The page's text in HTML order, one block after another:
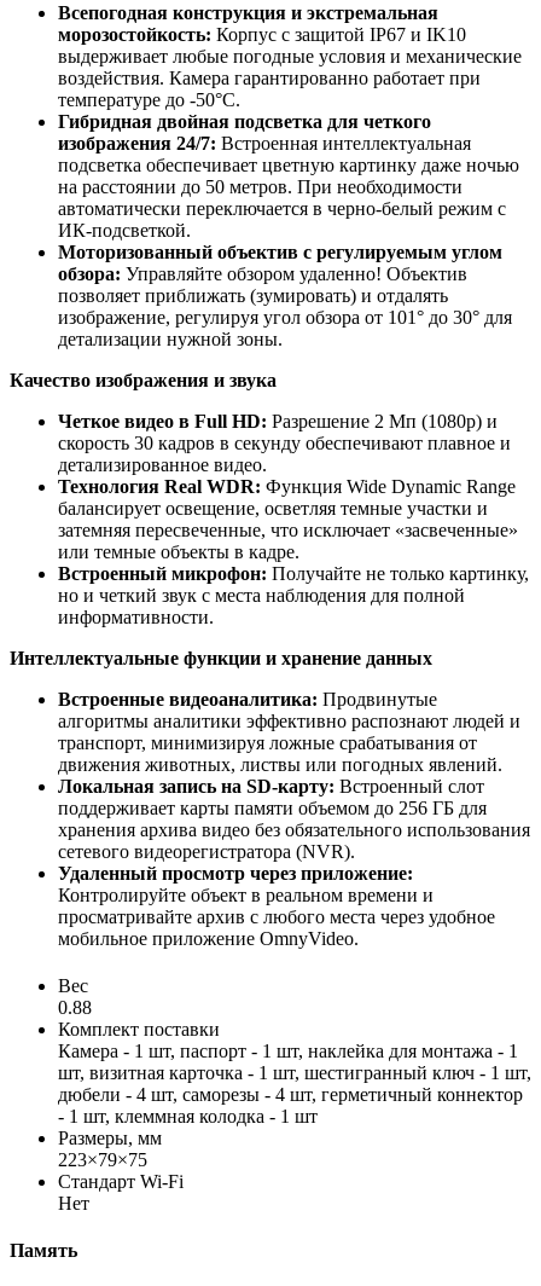
Всепогодная конструкция и экстремальная
морозостойкость: Корпус с защитой IP67 и IK10
выдерживает любые погодные условия и механические
воздействия. Камера гарантированно работает при
температуре до -50°C.
Гибридная двойная подсветка для четкого
изображения 24/7: Встроенная интеллектуальная
подсветка обеспечивает цветную картинку даже ночью
на расстоянии до 50 метров. При необходимости
автоматически переключается в черно-белый режим с
ИК-подсветкой.
Моторизованный объектив с регулируемым углом
обзора: Управляйте обзором удаленно! Объектив
позволяет приближать (зумировать) и отдалять
изображение, регулируя угол обзора от 101° до 30° для
детализации нужной зоны.
Качество изображения и звука
Четкое видео в Full HD: Разрешение 2 Мп (1080p) и
скорость 30 кадров в секунду обеспечивают плавное и
детализированное видео.
Технология Real WDR: Функция Wide Dynamic Range
балансирует освещение, осветляя темные участки и
затемняя пересвеченные, что исключает «засвеченные»
или темные объекты в кадре.
Встроенный микрофон: Получайте не только картинку,
но и четкий звук с места наблюдения для полной
информативности.
Интеллектуальные функции и хранение данных
Встроенные видеоаналитика: Продвинутые
алгоритмы аналитики эффективно распознают людей и
транспорт, минимизируя ложные срабатывания от
движения животных, листвы или погодных явлений.
Локальная запись на SD-карту: Встроенный слот
поддерживает карты памяти объемом до 256 ГБ для
хранения архива видео без обязательного использования
сетевого видеорегистратора (NVR).
Удаленный просмотр через приложение:
Контролируйте объект в реальном времени и
просматривайте архив с любого места через удобное
мобильное приложение OmnyVideo.
Вес
0.88
Комплект поставки
Камера - 1 шт, паспорт - 1 шт, наклейка для монтажа - 1
шт, визитная карточка - 1 шт, шестигранный ключ - 1 шт,
дюбели - 4 шт, саморезы - 4 шт, герметичный коннектор
- 1 шт, клеммная колодка - 1 шт
Размеры, мм
223×79×75
Стандарт Wi-Fi
Нет
Память